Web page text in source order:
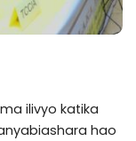
ilivyo katika
hao